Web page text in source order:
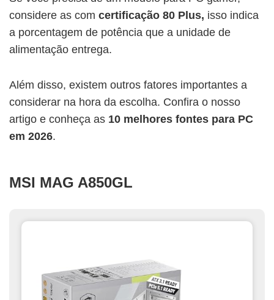
considere as com certificação 80 Plus, isso indica
a porcentagem de potência que a unidade de
alimentação entrega.
Além disso, existem outros fatores importantes a
considerar na hora da escolha. Confira o nosso
artigo e conheça as 10 melhores fontes para PC
em 2026.
MSI MAG A850GL